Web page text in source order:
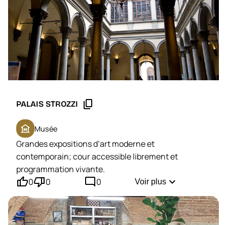
PALAIS STROZZI content_copy
museum Musée
Grandes expositions d’art moderne et
contemporain; cour accessible librement et
programmation vivante.
thumb_up'0thumb_down'0 mode_comment0 Voir plus expand_more